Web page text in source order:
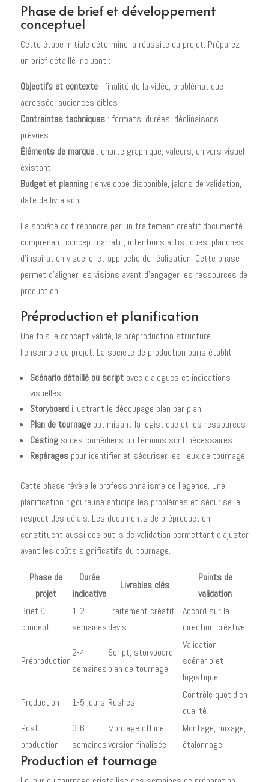
Phase de brief et développement
conceptuel
Cette étape initiale détermine la réussite du projet. Préparez
un brief détaillé incluant :
Objectifs et contexte: finalité de la vidéo, problématique
adressée, audiences cibles
Contraintes techniques: formats, durées, déclinaisons
prévues
Éléments de marque: charte graphique, valeurs, univers visuel
existant
Budget et planning: enveloppe disponible, jalons de validation,
date de livraison
La société doit répondre par un traitement créatif documenté
comprenant concept narratif, intentions artistiques, planches
d'inspiration visuelle, et approche de réalisation. Cette phase
permet d'aligner les visions avant d'engager les ressources de
production.
Préproduction et planification
Une fois le concept validé, la préproduction structure
l'ensemble du projet. La societe de production paris établit :
Scénario détaillé ou scriptavec dialogues et indications
visuelles
Storyboardillustrant le découpage plan par plan
Plan de tournageoptimisant la logistique et les ressources
Castingsi des comédiens ou témoins sont nécessaires
Repéragespour identifier et sécuriser les lieux de tournage
Cette phase révèle le professionnalisme de l'agence. Une
planification rigoureuse anticipe les problèmes et sécurise le
respect des délais. Les documents de préproduction
constituent aussi des outils de validation permettant d'ajuster
avant les coûts significatifs du tournage.
Phase de
projet
Durée
indicative
Livrables clés
Points de
validation
Brief &
concept
1-2
semaines
Traitement créatif,
devis
Accord sur la
direction créative
Préproduction
2-4
semaines
Script, storyboard,
plan de tournage
Validation
scénario et
logistique
Production
1-5 jours Rushes
Contrôle quotidien
qualité
Post-
production
3-6
semaines
Montage offline,
version finalisée
Montage, mixage,
étalonnage
Production et tournage